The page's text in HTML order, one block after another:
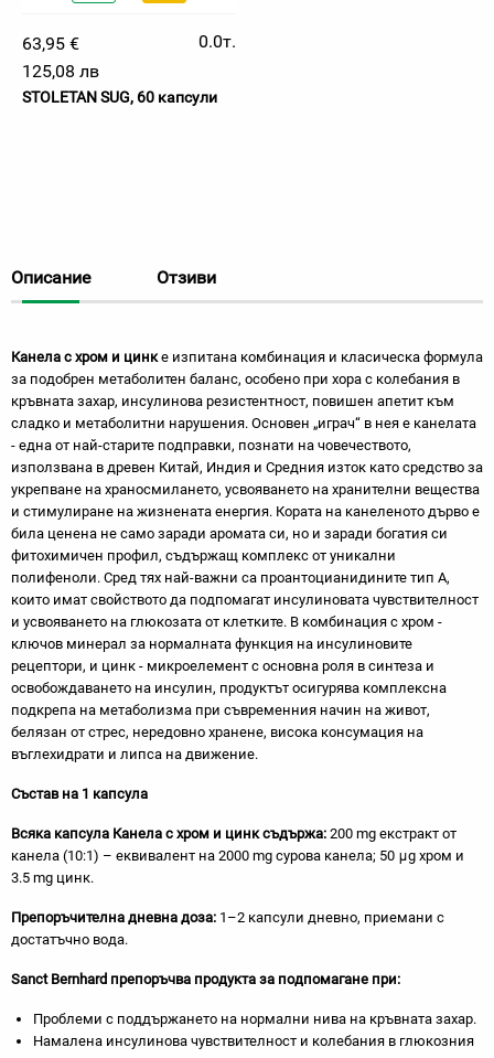
63,95 €
0.0т.
125,08 лв
STOLETAN SUG, 60 капсули
Описание Отзиви
Канела с хром и цинке изпитана комбинация и класическа формула
за подобрен метаболитен баланс, особено при хора с колебания в
кръвната захар, инсулинова резистентност, повишен апетит към
сладко и метаболитни нарушения. Основен „играч“ в нея е канелата
- една от най-старите подправки, познати на човечеството,
използвана в древен Китай, Индия и Средния изток като средство за
укрепване на храносмилането, усвояването на хранителни вещества
и стимулиране на жизнената енергия. Кората на канеленото дърво е
била ценена не само заради аромата си, но и заради богатия си
фитохимичен профил, съдържащ комплекс от уникални
полифеноли. Сред тях най-важни са проантоцианидините тип А,
които имат свойството да подпомагат инсулиновата чувствителност
и усвояването на глюкозата от клетките. В комбинация с хром -
ключов минерал за нормалната функция на инсулиновите
рецептори, и цинк - микроелемент с основна роля в синтеза и
освобождаването на инсулин, продуктът осигурява комплексна
подкрепа на метаболизма при съвременния начин на живот,
белязан от стрес, нередовно хранене, висока консумация на
въглехидрати и липса на движение.
Състав на 1 капсула
Всяка капсула Канела с хром и цинк съдържа: 200 mg екстракт от
канела (10:1) – еквивалент на 2000 mg сурова канела; 50 μg хром и
3.5 mg цинк.
Препоръчителна дневна доза: 1–2 капсули дневно, приемани с
достатъчно вода.
Sanct Bernhard препоръчва продукта за подпомагане при:
Проблеми с поддържането на нормални нива на кръвната захар.
Намалена инсулинова чувствителност и колебания в глюкозния